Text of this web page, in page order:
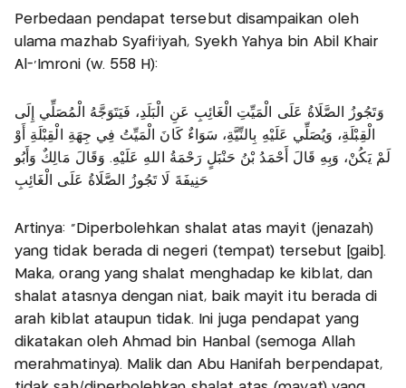
Perbedaan pendapat tersebut disampaikan oleh
ulama mazhab Syafi’iyah, Syekh Yahya bin Abil Khair
Al-’Imroni (w. 558 H):
وَتَجُوزُ الصَّلَاةُ عَلَى الْمَيِّتِ الْغَائِبِ عَنِ الْبَلَدِ، فَيَتَوَجَّهُ الْمُصَلِّي إِلَى
الْقِبْلَةِ، وَيُصَلِّي عَلَيْهِ بِالنِّيَّةِ، سَوَاءٌ كَانَ الْمَيِّتُ فِي جِهَةِ الْقِبْلَةِ أَوْ
لَمْ يَكُنْ، وَبِهِ قَالَ أَحْمَدُ بْنُ حَنْبَلٍ رَحْمَةُ اللهِ عَلَيْهِ. وَقَالَ مَالِكٌ وَأَبُو
حَنِيفَةَ لَا تَجُوزُ الصَّلَاةُ عَلَى الْغَائِبِ
Artinya: “Diperbolehkan shalat atas mayit (jenazah)
yang tidak berada di negeri (tempat) tersebut [gaib].
Maka, orang yang shalat menghadap ke kiblat, dan
shalat atasnya dengan niat, baik mayit itu berada di
arah kiblat ataupun tidak. Ini juga pendapat yang
dikatakan oleh Ahmad bin Hanbal (semoga Allah
merahmatinya). Malik dan Abu Hanifah berpendapat,